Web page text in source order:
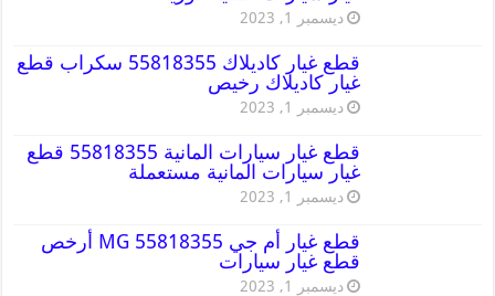
ديسمبر 1, 2023
قطع غيار كاديلاك 55818355 سكراب قطع
غيار كاديلاك رخيص
ديسمبر 1, 2023
قطع غيار سيارات المانية 55818355 قطع
غيار سيارات المانية مستعملة
ديسمبر 1, 2023
قطع غيار أم جي MG 55818355 أرخص
قطع غيار سيارات
ديسمبر 1, 2023